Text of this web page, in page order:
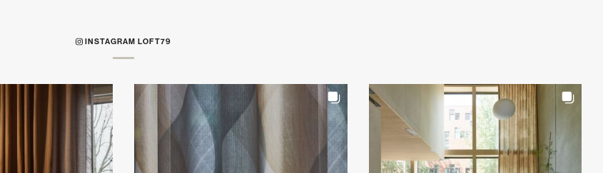
INSTAGRAM LOFT79